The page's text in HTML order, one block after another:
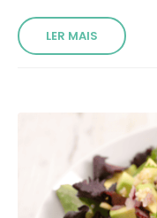
LER MAIS